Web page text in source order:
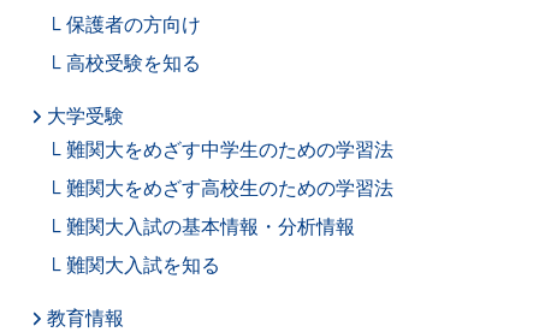
保護者の方向け
高校受験を知る
大学受験
難関大をめざす中学生のための学習法
難関大をめざす高校生のための学習法
難関大入試の基本情報・分析情報
難関大入試を知る
教育情報